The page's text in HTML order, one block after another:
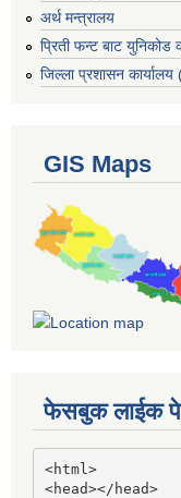
अर्थ मन्त्रालय
प्रिती फन्ट बाट युनिकोड
जिल्ला प्रशासन
GIS Maps
फेसबुक लाईक
<html>
<head></head>